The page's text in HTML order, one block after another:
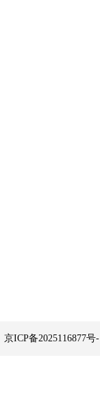
京ICP备2025116877号